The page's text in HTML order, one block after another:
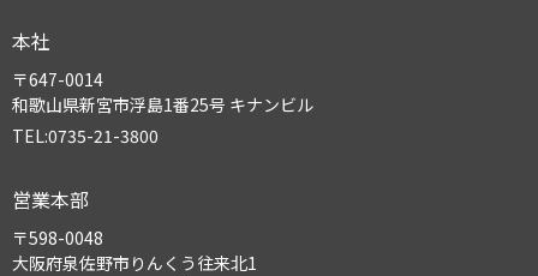
本社
〒647-0014
和歌山県新宮市浮島1番25号 キナンビル
TEL:0735-21-3800
営業本部
〒598-0048
大阪府泉佐野市りんくう往来北1